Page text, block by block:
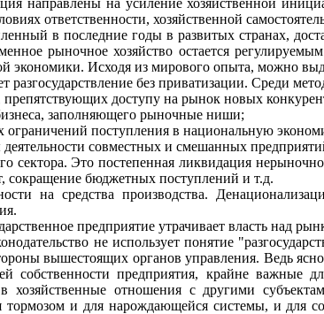
направлены на усиление хозяйственной
ответственности, хозяйственной
в последние годы в раз­витых странах,
рыночное хозяйство остается
экономики. Исходя из мирового опыта, можно
разгосударствление без приватизации. Среди
доступу на рынок новых
заполняющего рыночные ниши;
поступления в национальную
совместных и смешанных
сектора. Это постепенная ликвидация
сокращение бюд­жетных поступлений и т.д.
на средства производства.
предприятие утрачивает власть над
не использует понятие
вышестоящих органов управления. Ведь
собственности предприятия, крайне важные
хозяйственные отношения с другими
и для нарождаю­щейся системы, и для